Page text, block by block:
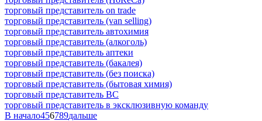
торговый представитель on trade
торговый представитель (van selling)
торговый представитель автохимия
торговый представитель (алкоголь)
торговый представитель аптеки
торговый представитель (бакалея)
торговый представитель (без поиска)
торговый представитель (бытовая химия)
торговый представитель ВС
торговый представитель в эксклюзивную команду
В начало456789дальше